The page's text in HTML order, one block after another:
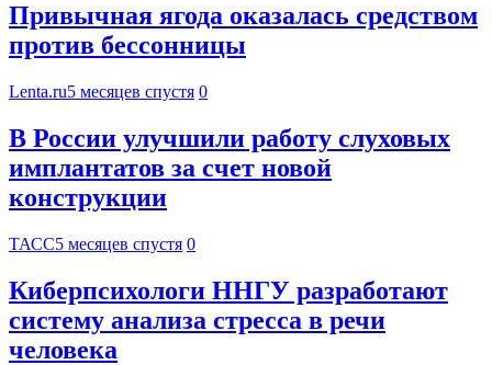
Привычная ягода оказалась средством
против бессонницы
Lenta.ru5 месяцев спустя 0
В России улучшили работу слуховых
имплантатов за счет новой
конструкции
ТАСС5 месяцев спустя 0
Киберпсихологи ННГУ разработают
систему анализа стресса в речи
человека